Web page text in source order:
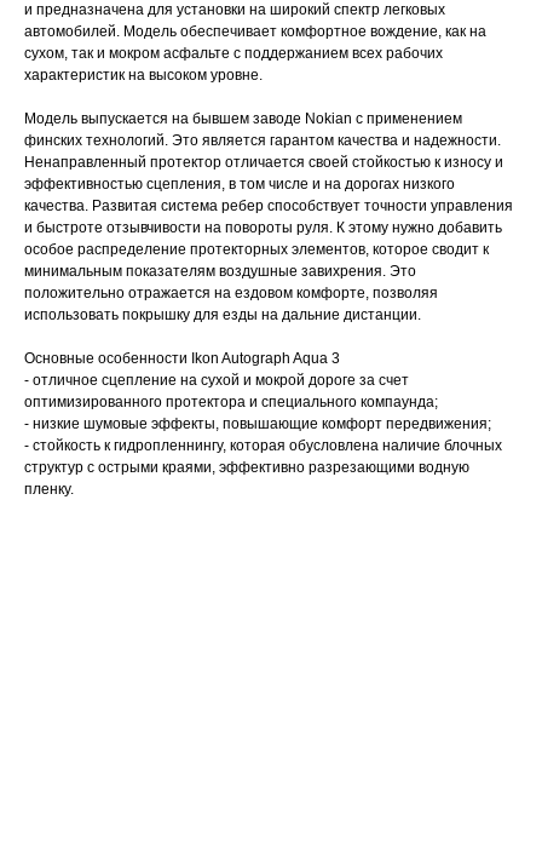
и предназначена для установки на широкий спектр легковых
автомобилей. Модель обеспечивает комфортное вождение, как на
сухом, так и мокром асфальте с поддержанием всех рабочих
характеристик на высоком уровне.
Модель выпускается на бывшем заводе Nokian с применением
финских технологий. Это является гарантом качества и надежности.
Ненаправленный протектор отличается своей стойкостью к износу и
эффективностью сцепления, в том числе и на дорогах низкого
качества. Развитая система ребер способствует точности управления
и быстроте отзывчивости на повороты руля. К этому нужно добавить
особое распределение протекторных элементов, которое сводит к
минимальным показателям воздушные завихрения. Это
положительно отражается на ездовом комфорте, позволяя
использовать покрышку для езды на дальние дистанции.
Основные особенности Ikon Autograph Aqua 3
- отличное сцепление на сухой и мокрой дороге за счет
оптимизированного протектора и специального компаунда;
- низкие шумовые эффекты, повышающие комфорт передвижения;
- стойкость к гидропленнингу, которая обусловлена наличие блочных
структур с острыми краями, эффективно разрезающими водную
пленку.